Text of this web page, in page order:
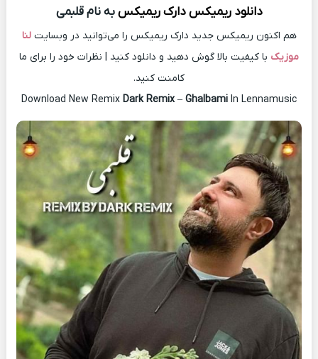
دانلود ریمیکس دارک ریمیکسبه نام قلبمی
هم اکنون ریمیکس جدید دارک ریمیکس را می‌توانید در وبسایتلنا
موزیک با کیفیت بالا گوش دهید و دانلود کنید | نظرات خود را برای ما
کامنت کنید.
Download New Remix Dark Remix– Ghalbami In Lennamusic